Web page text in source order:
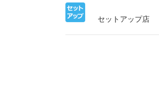
セットアップ店